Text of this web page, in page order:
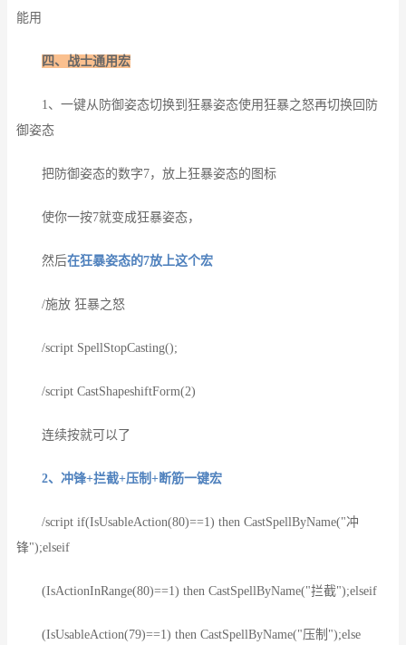
能用
四、战士通用宏
1、一键从防御姿态切换到狂暴姿态使用狂暴之怒再切换回防
御姿态
把防御姿态的数字7，放上狂暴姿态的图标
使你一按7就变成狂暴姿态，
然后在狂暴姿态的7放上这个宏
/施放 狂暴之怒
/script SpellStopCasting();
/script CastShapeshiftForm(2)
连续按就可以了
2、冲锋+拦截+压制+断筋一键宏
/script if(IsUsableAction(80)==1) then CastSpellByName("冲
锋");elseif
(IsActionInRange(80)==1) then CastSpellByName("拦截");elseif
(IsUsableAction(79)==1) then CastSpellByName("压制");else